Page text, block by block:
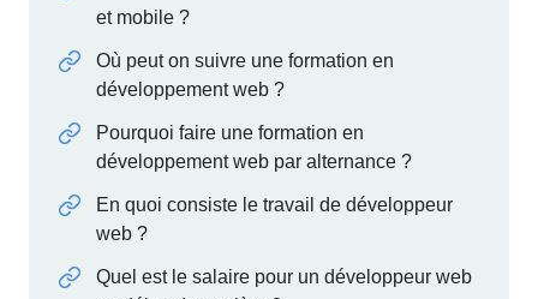
et mobile ?
Où peut on suivre une formation en
développement web ?
Pourquoi faire une formation en
développement web par alternance ?
En quoi consiste le travail de développeur
web ?
Quel est le salaire pour un développeur web